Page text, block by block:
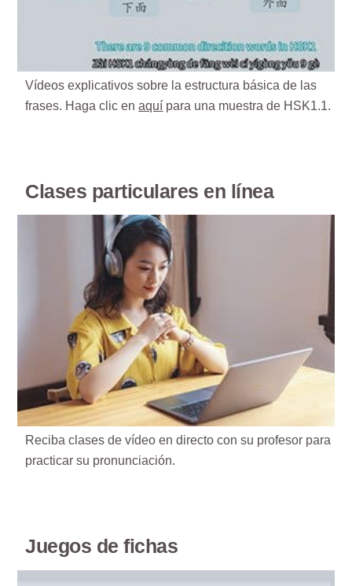
Vídeos explicativos sobre la estructura básica de las
frases. Haga clic enaquí para una muestra de HSK1.1.
Clases particulares en línea
Reciba clases de vídeo en directo con su profesor para
practicar su pronunciación.
Juegos de fichas